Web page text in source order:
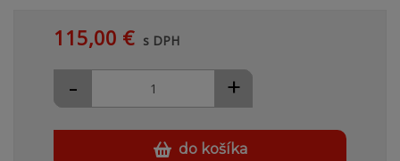
115,00 € s DPH
+
-
do košíka